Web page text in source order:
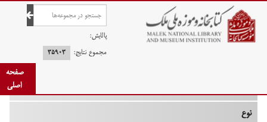
صفحه اصلی
پالایش:
مجموع نتایج:
۳۵۹۰۳
صفحه
اصلی
نوع